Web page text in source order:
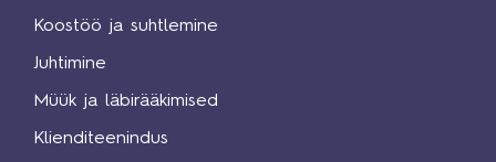
Koostöö ja suhtlemine
Juhtimine
Müük ja läbirääkimised
Klienditeenindus